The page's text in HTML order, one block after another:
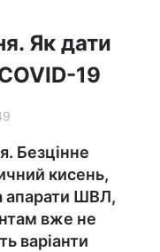
Як дати
19
Безцінне
кисень,
апарати ШВЛ,
вже не
варіанти